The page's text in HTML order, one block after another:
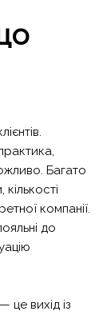
Багато
компанії.
до
це вихід із